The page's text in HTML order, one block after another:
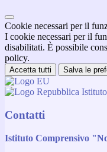
Cookie necessari per il
I cookie necessari per il
disabilitati. È possibile
policy.
Accetta tutti Salva le
Contatti
Istituto Comprensivo